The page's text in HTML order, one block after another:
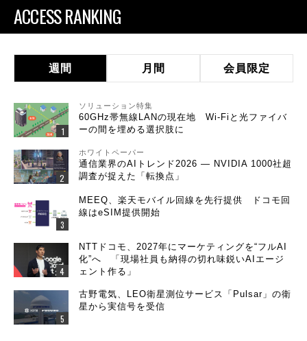
ACCESS RANKING
週間 月間 会員限定
ソリューション特集
60GHz帯無線LANの現在地 Wi-Fiと光ファイバ
ーの間を埋める選択肢に
ホワイトペーパー
通信業界のAIトレンド2026 ― NVIDIA 1000社超
調査が捉えた「転換点」
MEEQ、楽天モバイル回線を先行提供 ドコモ回
線はeSIM提供開始
NTTドコモ、2027年にマーケティングを“フルAI
化”へ 「現場社員も納得の切れ味鋭いAIエージ
ェント作る」
古野電気、LEO衛星測位サービス「Pulsar」の衛
星から実信号を受信